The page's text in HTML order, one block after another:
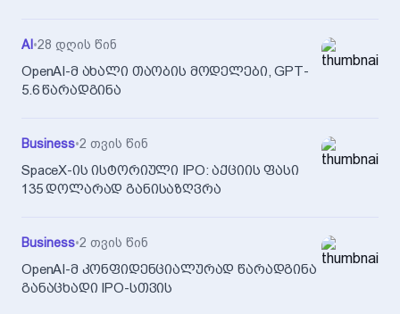
AI •28 დღის წინ
OpenAI-მ ახალი თაობის მოდელები, GPT-
5.6 წარადგინა
Business•2 თვის წინ
SpaceX-ის ისტორიული IPO: აქციის ფასი
135 დოლარად განისაზღვრა
Business•2 თვის წინ
OpenAI-მ კონფიდენციალურად წარადგინა
განაცხადი IPO-სთვის